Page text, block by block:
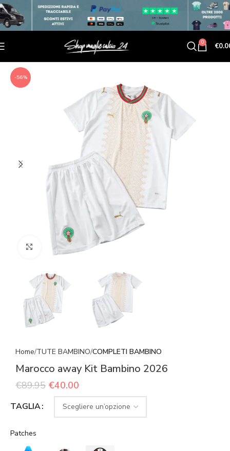
0 €
-56%
Click to enlarge
Home TUTE BAMBINO COMPLETI BAMBINO
Marocco away Kit Bambino 2026
€89.95 €40.00
TAGLIA
Patches